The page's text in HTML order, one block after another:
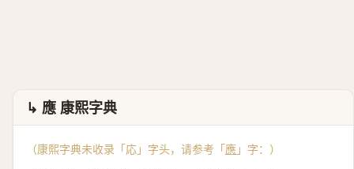
↳ 應 康熙字典
（康熙字典未收录「応」字头，请参考「應 」字：）